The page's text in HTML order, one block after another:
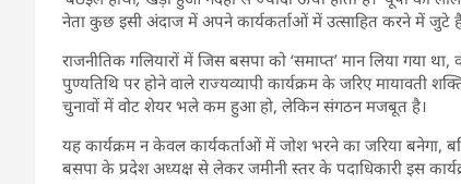
नेता कुछ इसी अंदाज में अपने कार्यकर्ताओं में उत्साहित करने में जुटे
राजनीतिक गलियारों में जिस बसपा को ‘समाप्त’ मान लिया गया
पुण्यतिथि पर होने वाले राज्यव्यापी कार्यक्रम के जरिए मायावती
चुनावों में वोट शेयर भले कम हुआ हो, लेकिन संगठन मजबूत है।
यह कार्यक्रम न केवल कार्यकर्ताओं में जोश भरने का जरिया बनेगा,
बसपा के प्रदेश अध्यक्ष से लेकर जमीनी स्तर के पदाधिकारी इस